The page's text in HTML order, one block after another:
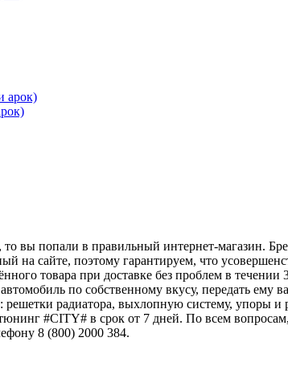
вы попали в правильный интернет-магазин.
на сайте, поэтому гарантируем, что
товара при доставке без проблем в
по собственному вкусу, передать ему
радиатора, выхлопную систему, упоры и
#CITY# в срок от 7 дней. По всем
8 (800) 2000 384.